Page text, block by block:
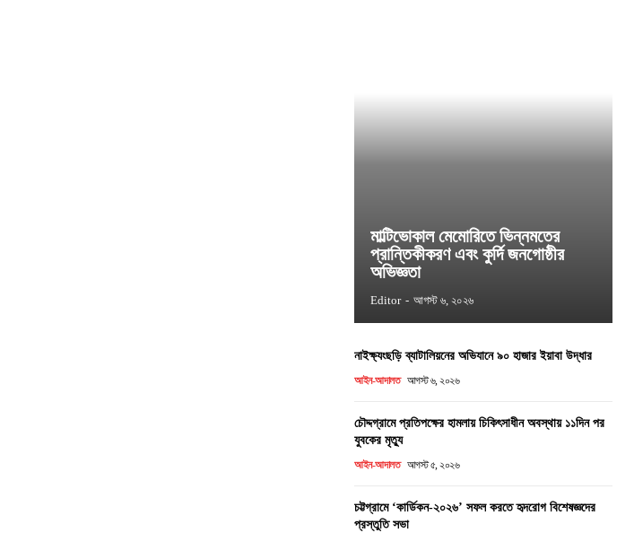
মাল্টিভোকাল মেমোরিতে ভিন্নমতের
প্রান্তিকীকরণ এবং কুর্দি জনগোষ্ঠীর
অভিজ্ঞতা
Editor - আগস্ট ৬, ২০২৬
নাইক্ষ্যংছড়ি ব্যাটালিয়নের অভিযানে ৯০ হাজার ইয়াবা উদ্ধার
আইন-আদালত আগস্ট ৬, ২০২৬
চৌদ্দগ্রামে প্রতিপক্ষের হামলায় চিকিৎসাধীন অবস্থায় ১১দিন পর
যুবকের মৃত্যু
আইন-আদালত আগস্ট ৫, ২০২৬
চট্টগ্রামে ‘কার্ডিকন-২০২৬’ সফল করতে হৃদরোগ বিশেষজ্ঞদের
প্রস্তুতি সভা